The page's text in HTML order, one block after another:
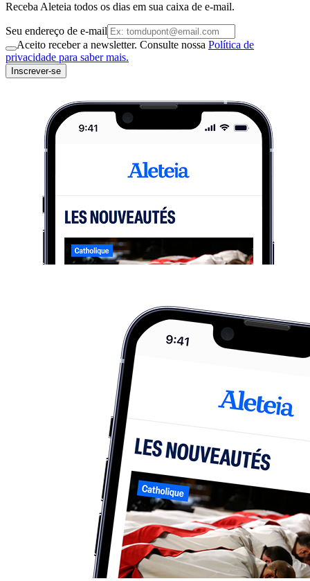
Receba Aleteia todos os dias em sua caixa de e-mail.
Seu endereço de e-mail
Aceito receber a newsletter. Consulte nossa Política de
privacidade para saber mais.
Inscrever-se